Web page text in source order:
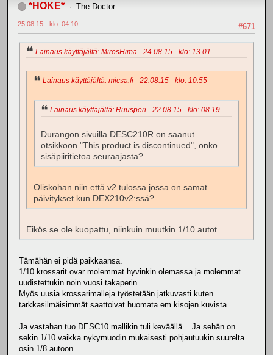
*HOKE* The Doctor
#671
25.08.15 - klo: 04.10
Lainaus käyttäjältä: MirosHima - 24.08.15 - klo: 13.01
Lainaus käyttäjältä: micsa.fi - 22.08.15 - klo: 10.55
Lainaus käyttäjältä: Ruusperi - 22.08.15 - klo: 08.19
Durangon sivuilla DESC210R on saanut
otsikkoon "This product is discontinued", onko
sisäpiiritietoa seuraajasta?
Oliskohan niin että v2 tulossa jossa on samat
päivitykset kun DEX210v2:ssä?
Eikös se ole kuopattu, niinkuin muutkin 1/10 autot
Tämähän ei pidä paikkaansa.
1/10 krossarit ovar molemmat hyvinkin olemassa ja molemmat
uudistettukin noin vuosi takaperin.
Myös uusia krossarimalleja työstetään jatkuvasti kuten
tarkkasilmäisimmät saattoivat huomata em kisojen kuvista.
Ja vastahan tuo DESC10 mallikin tuli keväällä... Ja sehän on
sekin 1/10 vaikka nykymuodin mukaisesti pohjautuukin suurelta
osin 1/8 autoon.